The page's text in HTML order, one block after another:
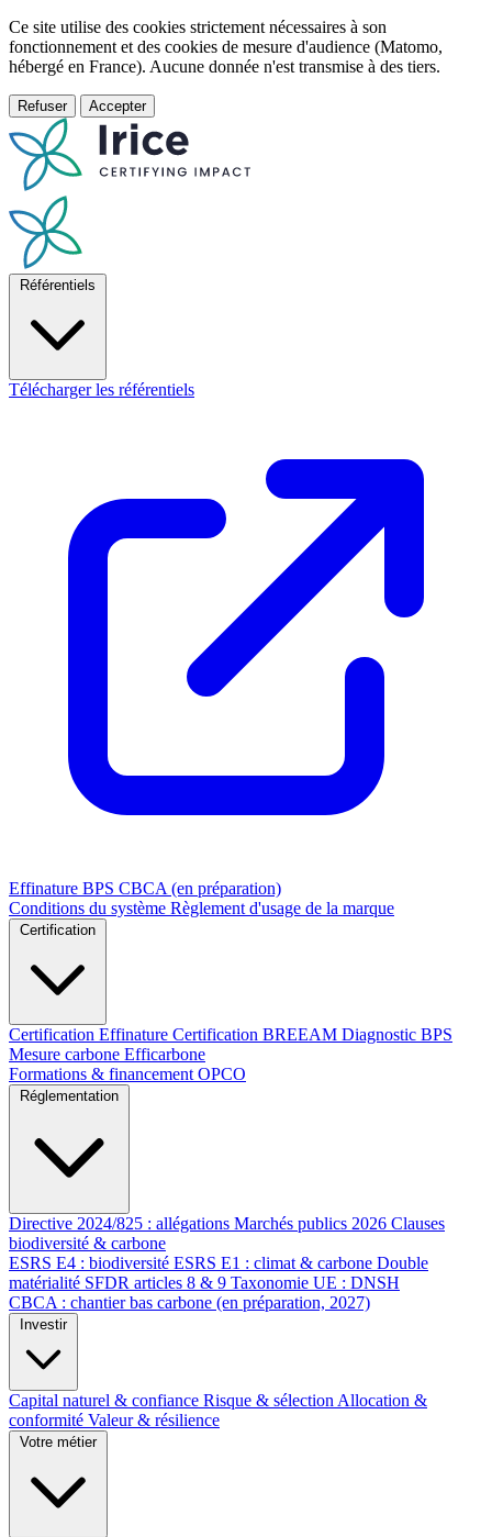
Ce site utilise des cookies strictement nécessaires à son
fonctionnement et des cookies de mesure d'audience (Matomo,
hébergé en France). Aucune donnée n'est transmise à des tiers.
Refuser Accepter
Référentiels
Télécharger les référentiels
Effinature BPS CBCA (en préparation)
Conditions du système Règlement d'usage de la marque
Certification
Certification Effinature Certification BREEAM Diagnostic BPS
Mesure carbone Efficarbone
Formations & financement OPCO
Réglementation
Directive 2024/825 : allégations Marchés publics 2026 Clauses
biodiversité & carbone
ESRS E4 : biodiversité ESRS E1 : climat & carbone Double
matérialité SFDR articles 8 & 9 Taxonomie UE : DNSH
CBCA : chantier bas carbone (en préparation, 2027)
Investir
Capital naturel & confiance Risque & sélection Allocation &
conformité Valeur & résilience
Votre métier